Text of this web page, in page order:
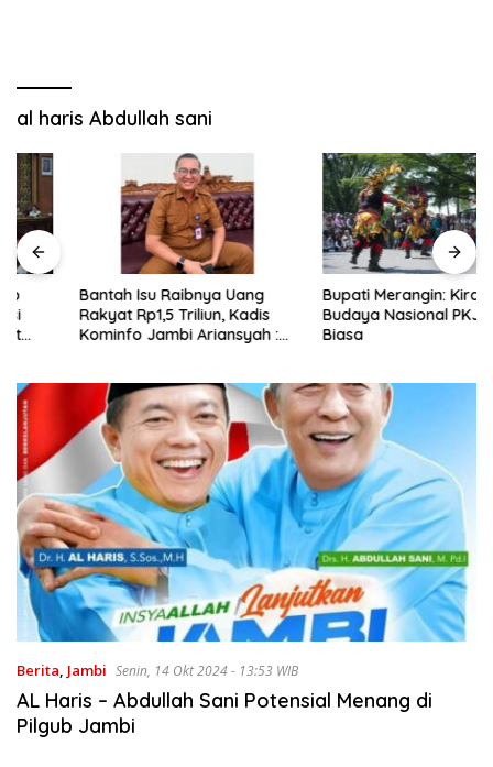
al haris Abdullah sani
Bantah Isu Raibnya Uang
Rakyat Rp1,5 Triliun, Kadis
Kominfo Jambi Ariansyah :
Sejak 2002
Bupati Merangin: Kirab
Budaya Nasional PKJM Luar
Biasa
Berita, Jambi Senin, 14 Okt 2024 - 13:53 WIB
AL Haris – Abdullah Sani Potensial Menang di
Pilgub Jambi